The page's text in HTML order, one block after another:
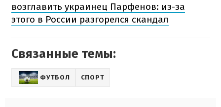
возглавить украинец Парфенов: из-за
этого в России разгорелся скандал
Связанные темы:
ФУТБОЛ СПОРТ